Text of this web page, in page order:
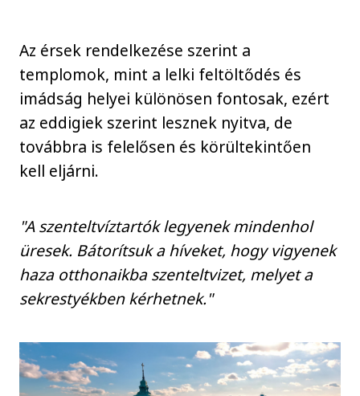
Az érsek rendelkezése szerint a
templomok, mint a lelki feltöltődés és
imádság helyei különösen fontosak, ezért
az eddigiek szerint lesznek nyitva, de
továbbra is felelősen és körültekintően
kell eljárni.
"A szenteltvíztartók legyenek mindenhol
üresek. Bátorítsuk a híveket, hogy vigyenek
haza otthonaikba szenteltvizet, melyet a
sekrestyékben kérhetnek."